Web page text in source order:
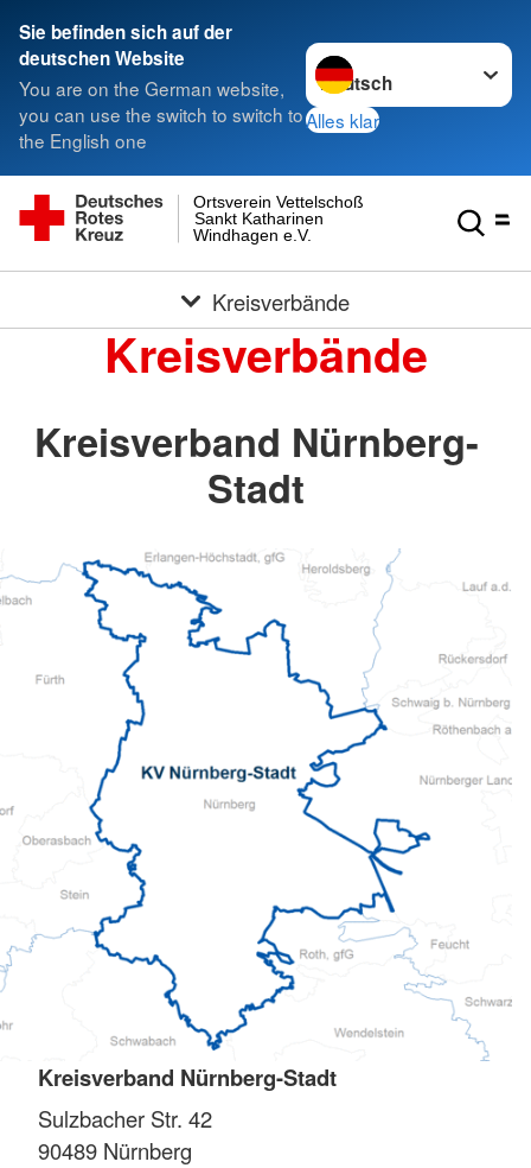
Sie befinden sich auf der
deutschen Website
You are on the German website,
you can use the switch to switch to
the English one
Sprache wechseln zu
Alles klar
Windhagen e.V.
Sankt Katharinen
Ortsverein Vettelschoß
Kreisverbände
Kreisverbände
Kreisverband Nürnberg-
Stadt
Kreisverband Nürnberg-Stadt
Sulzbacher Str. 42
90489 Nürnberg